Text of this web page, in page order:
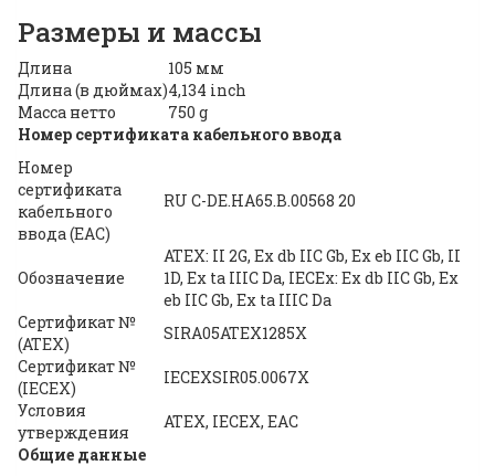
Размеры и массы
Длина
105 мм
Длина (в дюймах)4,134 inch
Масса нетто
750 g
Номер сертификата кабельного ввода
Номер
сертификата
кабельного
ввода (EAC)
RU C-DE.HA65.B.00568 20
Обозначение
ATEX: II 2G, Ex db IIC Gb, Ex eb IIC Gb, II
1D, Ex ta IIIC Da, IECEx: Ex db IIC Gb, Ex
eb IIC Gb, Ex ta IIIC Da
Сертификат №
(ATEX)
SIRA05ATEX1285X
Сертификат №
(IECEX)
IECEXSIR05.0067X
Условия
утверждения
ATEX, IECEX, EAC
Общие данные